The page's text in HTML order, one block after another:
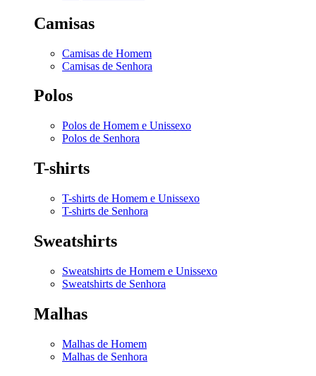
Camisas
Camisas de Homem
Camisas de Senhora
Polos
Polos de Homem e Unissexo
Polos de Senhora
T-shirts
T-shirts de Homem e Unissexo
T-shirts de Senhora
Sweatshirts
Sweatshirts de Homem e Unissexo
Sweatshirts de Senhora
Malhas
Malhas de Homem
Malhas de Senhora